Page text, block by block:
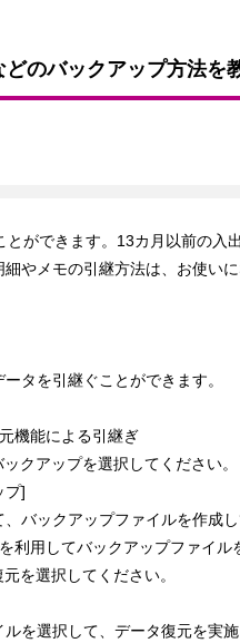
のバックアップ方法を
ができます。13カ月以前の入
やメモの引継方法は、お使い
タを引継ぐことができます。
機能による引継ぎ
クアップを選択してください。
プ]
バックアップファイルを作成し
用してバックアップファイル
を選択してください。
選択して、データ復元を実施